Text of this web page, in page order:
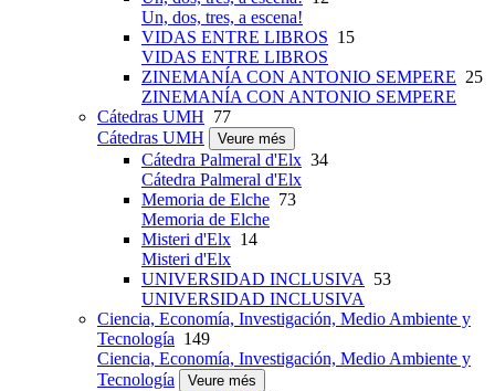
Un, dos, tres, a escena!
VIDAS ENTRE LIBROS 15
VIDAS ENTRE LIBROS
ZINEMANÍA CON ANTONIO SEMPERE 25
ZINEMANÍA CON ANTONIO SEMPERE
Cátedras UMH 77
Cátedras UMH
Veure més
Cátedra Palmeral d'Elx 34
Cátedra Palmeral d'Elx
Memoria de Elche 73
Memoria de Elche
Misteri d'Elx 14
Misteri d'Elx
UNIVERSIDAD INCLUSIVA
53
UNIVERSIDAD INCLUSIVA
Ciencia, Economía, Investigación, Medio Ambiente y
Tecnología 149
Ciencia, Economía, Investigación, Medio Ambiente y
Tecnología
Veure més